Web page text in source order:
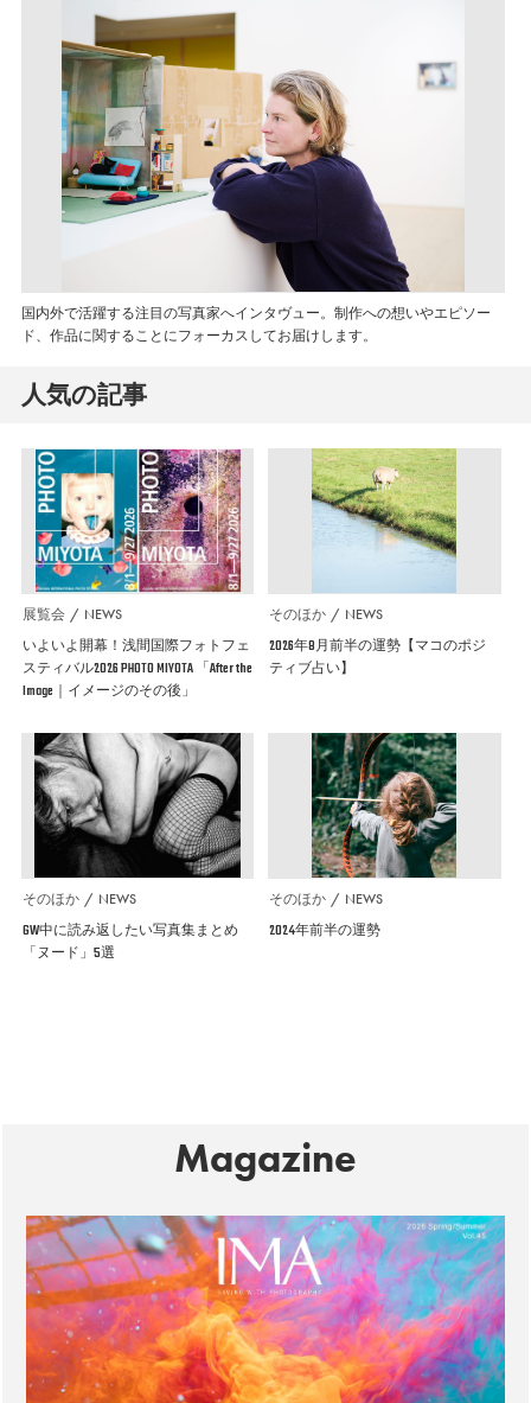
国内外で活躍する注目の写真家へインタヴュー。制作への想いやエピソー
ド、作品に関することにフォーカスしてお届けします。
人気の記事
展覧会 NEWS
いよいよ開幕！浅間国際フォトフェ
スティバル2026 PHOTO MIYOTA 「After the
Image｜イメージのその後」
そのほか NEWS
2026年8月前半の運勢【マコのポジ
ティブ占い】
そのほか NEWS
GW中に読み返したい写真集まとめ
「ヌード」5選
そのほか NEWS
2024年前半の運勢
Magazine